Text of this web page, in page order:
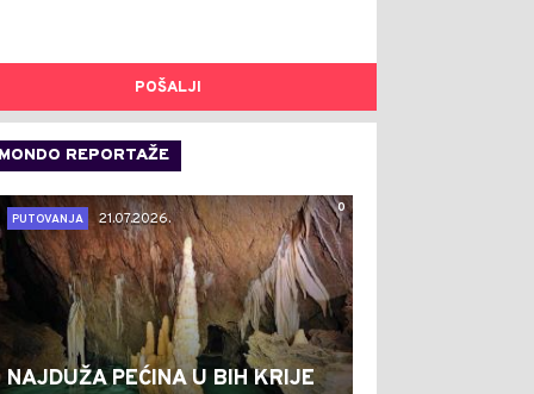
POŠALJI
MONDO REPORTAŽE
0
PUTOVANJA
21.07.2026.
NAJDUŽA PEĆINA U BIH KRIJE